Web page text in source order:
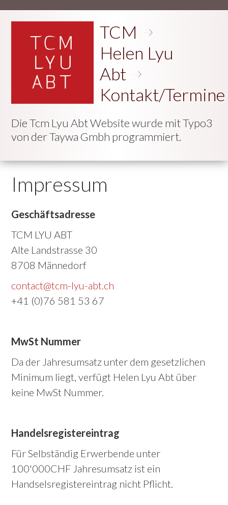
TCM
Helen Lyu
Abt
Kontakt/Termine
Die Tcm Lyu Abt Website wurde mit Typo3
von der Taywa Gmbh programmiert.
Impressum
Geschäftsadresse
TCM LYU ABT
Alte Landstrasse 30
8708 Männedorf
contact@tcm-lyu-abt.ch
+41 (0)76 581 53 67
MwSt Nummer
Da der Jahresumsatz unter dem gesetzlichen
Minimum liegt, verfügt Helen Lyu Abt über
keine MwSt Nummer.
Handelsregistereintrag
Für Selbständig Erwerbende unter
100'000CHF Jahresumsatz ist ein
Handselsregistereintrag nicht Pflicht.